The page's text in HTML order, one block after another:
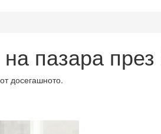
пазара през
досегашното.